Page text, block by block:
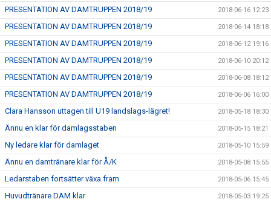
PRESENTATION AV DAMTRUPPEN 2018/19 2018-06-16 12:23
PRESENTATION AV DAMTRUPPEN 2018/19 2018-06-14 18:18
PRESENTATION AV DAMTRUPPEN 2018/19 2018-06-12 19:16
PRESENTATION AV DAMTRUPPEN 2018/19 2018-06-10 20:12
PRESENTATION AV DAMTRUPPEN 2018/19 2018-06-08 18:12
PRESENTATION AV DAMTRUPPEN 2018/19 2018-06-06 16:00
Clara Hansson uttagen till U19 landslags-lägret! 2018-05-18 18:30
Ännu en klar för damlagsstaben 2018-05-15 18:21
Ny ledare klar för damlaget 2018-05-10 15:59
Ännu en damtränare klar för Å/K 2018-05-08 15:55
Ledarstaben fortsätter växa fram 2018-05-06 15:45
Huvudtränare DAM klar 2018-05-03 19:25